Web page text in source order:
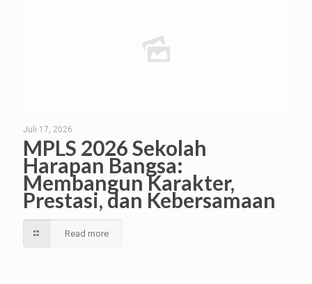
Juli 17, 2026
MPLS 2026 Sekolah
Harapan Bangsa:
Membangun Karakter,
Prestasi, dan Kebersamaan
Read more